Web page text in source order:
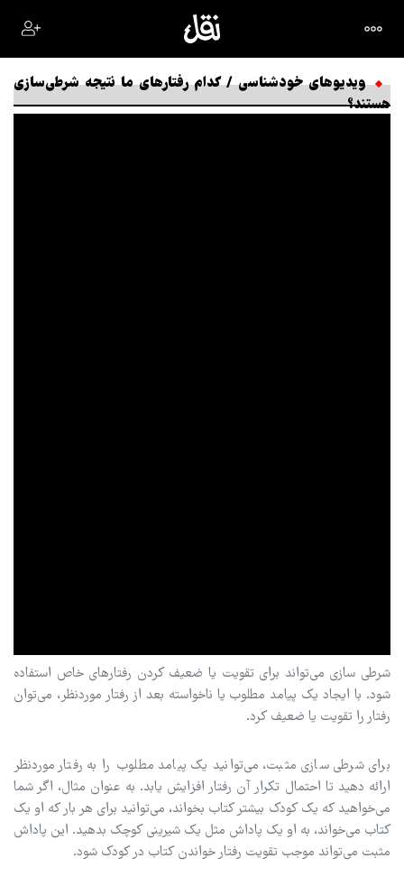
ویدیوهای خودشناسی / کدام رفتارهای ما نتیجه شرطی‌سازی
هستند؟
شرطی سازی می‌تواند برای تقویت یا ضعیف کردن رفتارهای خاص استفاده
شود. با ایجاد یک پیامد مطلوب یا ناخواسته بعد از رفتار موردنظر، می‌توان
رفتار را تقویت یا ضعیف کرد.
برای شرطی سازی مثبت، می‌توانید یک پیامد مطلوب را به رفتار موردنظر
ارائه دهید تا احتمال تکرار آن رفتار افزایش یابد. به عنوان مثال، اگر شما
می‌خواهید که یک کودک بیشتر کتاب بخواند، می‌توانید برای هر بار که او یک
کتاب می‌خواند، به او یک پاداش مثل یک شیرینی کوچک بدهید. این پاداش
مثبت می‌تواند موجب تقویت رفتار خواندن کتاب در کودک شود.